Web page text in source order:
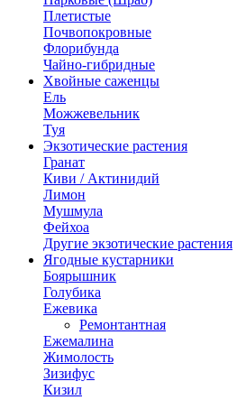
Плетистые
Почвопокровные
Флорибунда
Чайно-гибридные
Хвойные саженцы
Ель
Можжевельник
Туя
Экзотические растения
Гранат
Киви / Актинидий
Лимон
Мушмула
Фейхоа
Другие экзотические растения
Ягодные кустарники
Боярышник
Голубика
Ежевика
Ремонтантная
Ежемалина
Жимолость
Зизифус
Кизил